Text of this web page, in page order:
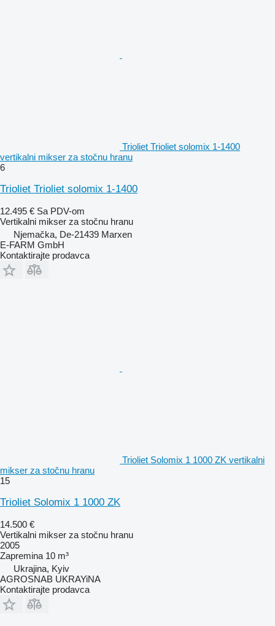
Trioliet Trioliet solomix 1-1400
vertikalni mikser za stočnu hranu
6
Trioliet Trioliet solomix 1-1400
12.495 € Sa PDV-om
Vertikalni mikser za stočnu hranu
Njemačka, De-21439 Marxen
E-FARM GmbH
Kontaktirajte prodavca
Trioliet Solomix 1 1000 ZK vertikalni
mikser za stočnu hranu
15
Trioliet Solomix 1 1000 ZK
14.500 €
Vertikalni mikser za stočnu hranu
2005
Zapremina 10 m³
Ukrajina, Kyiv
AGROSNAB UKRAYiNA
Kontaktirajte prodavca